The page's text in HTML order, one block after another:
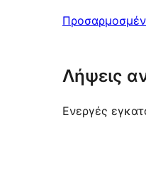
Λήψεις
Ενεργές